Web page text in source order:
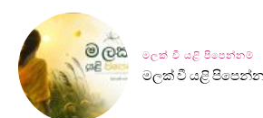
මලක් වී යළි පිපෙන්නම්
මලක් වී යළි